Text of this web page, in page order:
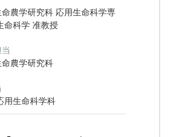
命農学研究科 応用生命科学専
命科学 准教授
命農学研究科
用生命科学科